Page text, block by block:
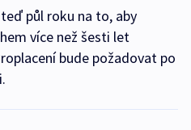
půl roku na to, aby
více než šesti let
bude požadovat po